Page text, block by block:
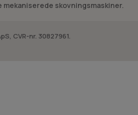
skovningsmaskiner.
CVR-nr. 30827961.